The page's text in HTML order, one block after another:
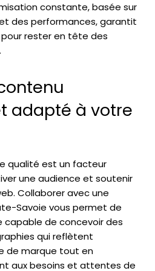
constante, basée sur
des performances, garantit
rester en tête des
adapté à votre
qualité est un facteur
une audience et soutenir
Collaborer avec une
Savoie vous permet de
capable de concevoir des
qui reflètent
de marque tout en
aux besoins et attentes de